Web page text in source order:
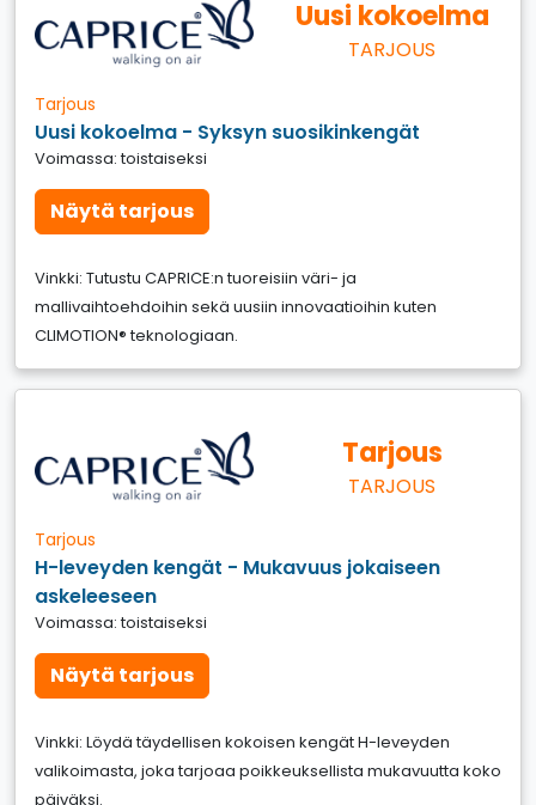
Uusi kokoelma
TARJOUS
Tarjous
Uusi kokoelma - Syksyn suosikinkengät
Voimassa: toistaiseksi
Näytä tarjous
Vinkki: Tutustu CAPRICE:n tuoreisiin väri- ja
mallivaihtoehdoihin sekä uusiin innovaatioihin kuten
CLIMOTION® teknologiaan.
Tarjous
TARJOUS
Tarjous
H-leveyden kengät - Mukavuus jokaiseen
askeleeseen
Voimassa: toistaiseksi
Näytä tarjous
Vinkki: Löydä täydellisen kokoisen kengät H-leveyden
valikoimasta, joka tarjoaa poikkeuksellista mukavuutta koko
päiväksi.